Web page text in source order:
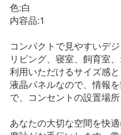
色:白
内容品:1
コンパクトで見やすいデ
リビング、寝室、飼育室
利用いただけるサイズ感
液晶パネルなので、情報
で、コンセントの設置場
あなたの大切な空間を快